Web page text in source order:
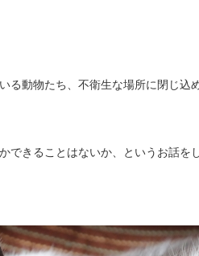
る動物たち、不衛生な場所に閉じ込
できることはないか、というお話を